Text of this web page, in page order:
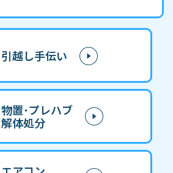
引越し手伝い
物置･プレハブ
解体処分